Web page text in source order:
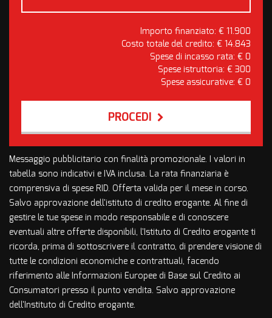
Importo finanziato: € 11.900
Costo totale del credito: € 14.843
Spese di incasso rata: € 0
Spese istruttoria: € 300
Spese assicurative: € 0
PROCEDI
Contattaci
Messaggio pubblicitario con finalità promozionale. I valori in
tabella sono indicativi e IVA inclusa. La rata finanziaria è
comprensiva di spese RID. Offerta valida per il mese in corso.
Salvo approvazione dell'istituto di credito erogante. Al fine di
gestire le tue spese in modo responsabile e di conoscere
eventuali altre offerte disponibili, l'Istituto di Credito erogante ti
ricorda, prima di sottoscrivere il contratto, di prendere visione di
tutte le condizioni economiche e contrattuali, facendo
riferimento alle Informazioni Europee di Base sul Credito ai
Consumatori presso il punto vendita. Salvo approvazione
dell'Instituto di Credito erogante.